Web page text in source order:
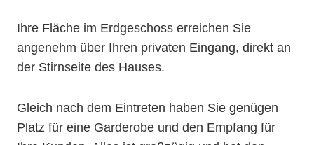
Ihre Fläche im Erdgeschoss erreichen Sie
angenehm über Ihren privaten Eingang, direkt an
der Stirnseite des Hauses.
Gleich nach dem Eintreten haben Sie genügen
Platz für eine Garderobe und den Empfang für